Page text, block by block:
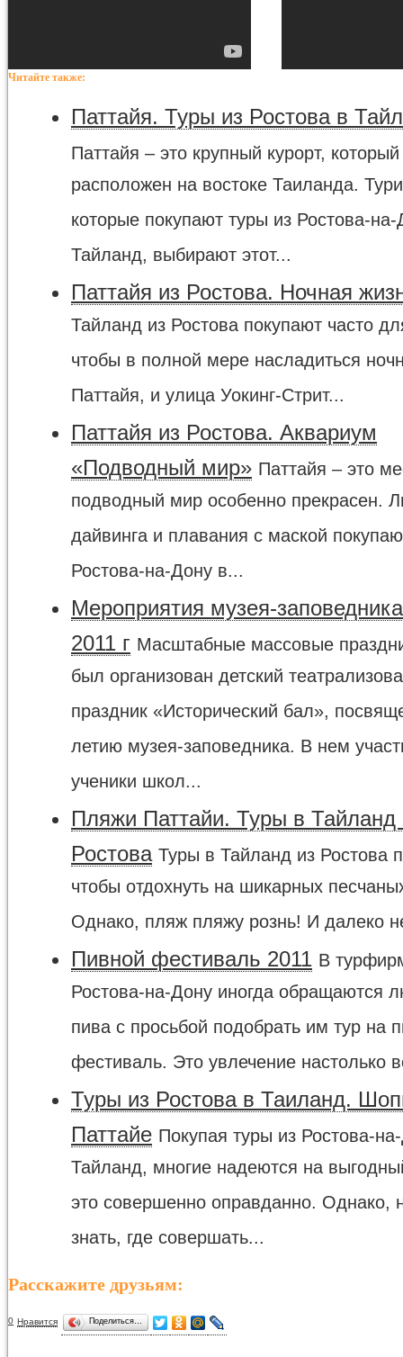
Читайте также:
Паттайя. Туры из Ростова в
Паттайя – это крупный курорт, который
расположен на востоке Таиланда.
которые покупают туры из Ростова-
Тайланд, выбирают этот...
Паттайя из Ростова. Ночная
Тайланд из Ростова покупают часто
чтобы в полной мере насладиться
Паттайя, и улица Уокинг-Стрит...
Паттайя из Ростова. Аквариум
«Подводный мир» Паттайя – это
подводный мир особенно прекрасен.
дайвинга и плавания с маской
Ростова-на-Дону в...
Мероприятия музея-
2011 г Масштабные массовые
был организован детский
праздник «Исторический бал»,
летию музея-заповедника. В нем
ученики школ...
Пляжи Паттайи. Туры в Тайланд
Ростова Туры в Тайланд из Ростова
чтобы отдохнуть на шикарных
Однако, пляж пляжу рознь! И далеко
Пивной фестиваль 2011 В
Ростова-на-Дону иногда обращаются
пива с просьбой подобрать им тур на
фестиваль. Это увлечение настолько
Туры из Ростова в Таиланд.
Паттайе Покупая туры из Ростова-
Тайланд, многие надеются на
это совершенно оправданно. Однако,
знать, где совершать...
Расскажите друзьям:
0 Нравится Поделиться…